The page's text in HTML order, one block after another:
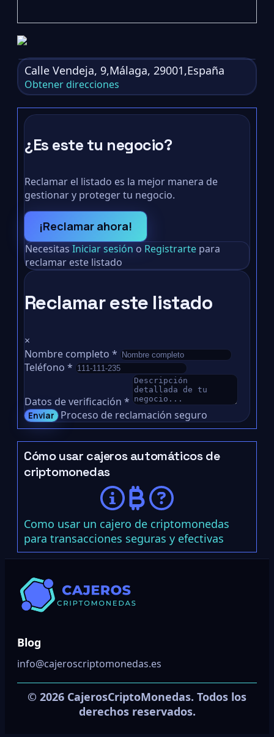
Calle Vendeja, 9,Málaga, 29001,España
Obtener direcciones
¿Es este tu negocio?
Reclamar el listado es la mejor manera de
gestionar y proteger tu negocio.
¡Reclamar ahora!
Necesitas Iniciar sesión o Registrarte para
reclamar este listado
Reclamar este listado
×
Nombre completo *
Teléfono *
Datos de verificación *
Enviar Proceso de reclamación seguro
Cómo usar cajeros automáticos de
criptomonedas
Como usar un cajero de criptomonedas
para transacciones seguras y efectivas
Blog
info@cajeroscriptomonedas.es
© 2026 CajerosCriptoMonedas. Todos los
derechos reservados.